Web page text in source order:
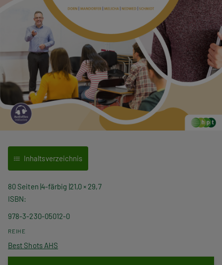
Inhaltsverzeichnis
80 Seiten 4-färbig 21,0 × 29,7
ISBN
978-3-230-05012-0
REIHE
Best Shots AHS